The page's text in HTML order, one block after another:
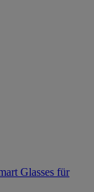
Glasses für